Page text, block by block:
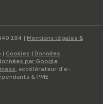
| Mentions légales &
| Cookies | Données
par Google
, accélérateur d'e-
& PME